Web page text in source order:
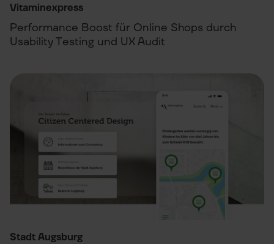
Vitaminexpress
Performance Boost für Online Shops durch
Usability Testing und UX Audit
Stadt Augsburg